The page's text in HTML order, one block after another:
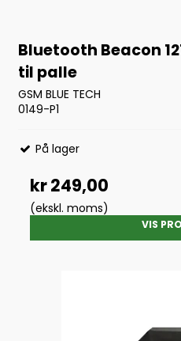
Bluetooth Beacon
til palle
GSM BLUE TECH
0149-P1
På lager
kr 249,00
(ekskl. moms)
VIS